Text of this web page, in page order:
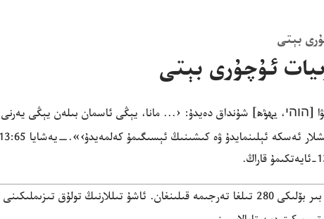
بېتى
ئۇ‌چۇ‌رى بېتى
[הוהי،‏ يھۋھ‏] شۇ‌نداق دە‌يدۇ:‏ ‹.‏.‏.‏ مانا،‏ يېڭى ئاسمان بىلە‌ن يېڭى يە‌رنى
ئە‌سكە ئېلىنمايدۇ ۋە كىشىنىڭ ئېسىگىمۇ كە‌لمە‌يدۇ›».‏‏—‏يە‌شايا 65:‏13،‏
‏-‏ئايە‌تكىمۇ قاراڭ.‏
تىللارنىڭ تولۇ‌ق تىزىملىكىنى